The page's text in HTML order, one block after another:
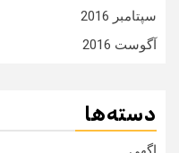
سپتامبر 2016
آگوست 2016
دسته‌ها